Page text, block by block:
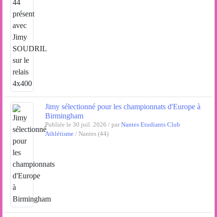
Jimy sélectionné pour les championnats d'Europe à
Birmingham
Publiée le 30 juil. 2026 / par Nantes Etudiants Club
Athlétisme/ Nantes (44)